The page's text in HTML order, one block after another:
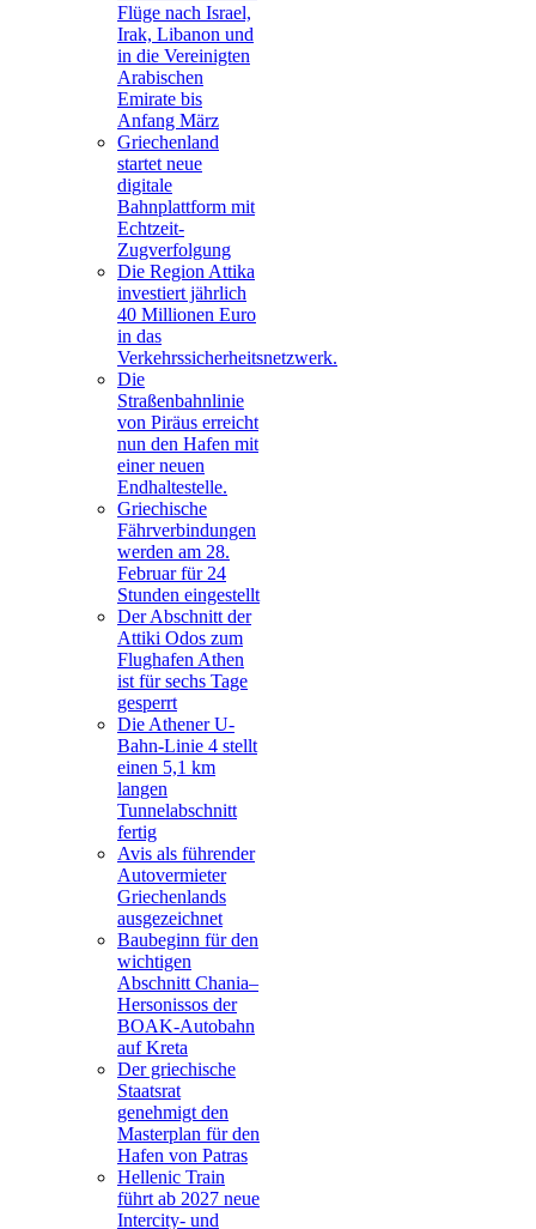
Flüge nach Israel,
Irak, Libanon und
in die Vereinigten
Arabischen
Emirate bis
Anfang März
Griechenland
startet neue
digitale
Bahnplattform mit
Echtzeit-
Zugverfolgung
Die Region Attika
investiert jährlich
40 Millionen Euro
in das
Verkehrssicherheitsnetzwerk.
Die
Straßenbahnlinie
von Piräus erreicht
nun den Hafen mit
einer neuen
Endhaltestelle.
Griechische
Fährverbindungen
werden am 28.
Februar für 24
Stunden eingestellt
Der Abschnitt der
Attiki Odos zum
Flughafen Athen
ist für sechs Tage
gesperrt
Die Athener U-
Bahn-Linie 4 stellt
einen 5,1 km
langen
Tunnelabschnitt
fertig
Avis als führender
Autovermieter
Griechenlands
ausgezeichnet
Baubeginn für den
wichtigen
Abschnitt Chania–
Hersonissos der
BOAK-Autobahn
auf Kreta
Der griechische
Staatsrat
genehmigt den
Masterplan für den
Hafen von Patras
Hellenic Train
führt ab 2027 neue
Intercity- und